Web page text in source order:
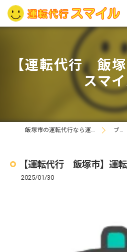
【運転代行 飯
スマ
飯塚市の運転代行なら運転代行スマイル ブログ
【運転代行 飯塚市】運
2025/01/30